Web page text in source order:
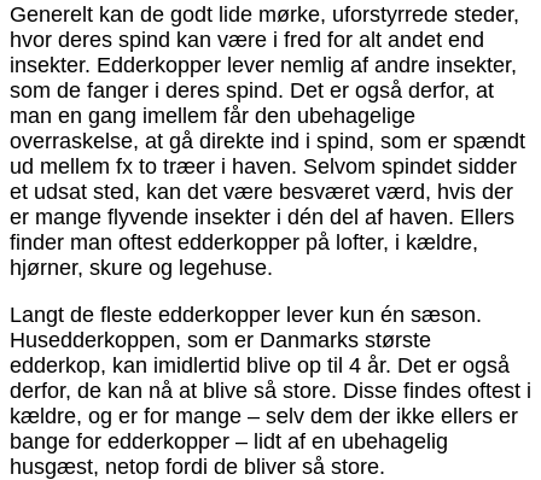
Generelt kan de godt lide mørke, uforstyrrede steder,
hvor deres spind kan være i fred for alt andet end
insekter. Edderkopper lever nemlig af andre insekter,
som de fanger i deres spind. Det er også derfor, at
man en gang imellem får den ubehagelige
overraskelse, at gå direkte ind i spind, som er spændt
ud mellem fx to træer i haven. Selvom spindet sidder
et udsat sted, kan det være besværet værd, hvis der
er mange flyvende insekter i dén del af haven. Ellers
finder man oftest edderkopper på lofter, i kældre,
hjørner, skure og legehuse.
Langt de fleste edderkopper lever kun én sæson.
Husedderkoppen, som er Danmarks største
edderkop, kan imidlertid blive op til 4 år. Det er også
derfor, de kan nå at blive så store. Disse findes oftest i
kældre, og er for mange – selv dem der ikke ellers er
bange for edderkopper – lidt af en ubehagelig
husgæst, netop fordi de bliver så store.